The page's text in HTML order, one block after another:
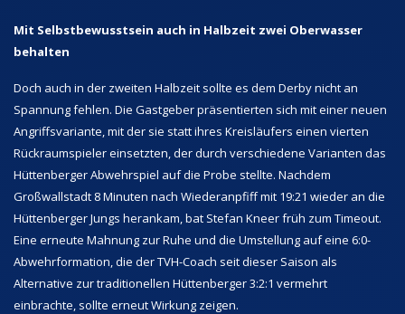
Mit Selbstbewusstsein auch in Halbzeit zwei Oberwasser
behalten
Doch auch in der zweiten Halbzeit sollte es dem Derby nicht an
Spannung fehlen. Die Gastgeber präsentierten sich mit einer neuen
Angriffsvariante, mit der sie statt ihres Kreisläufers einen vierten
Rückraumspieler einsetzten, der durch verschiedene Varianten das
Hüttenberger Abwehrspiel auf die Probe stellte. Nachdem
Großwallstadt 8 Minuten nach Wiederanpfiff mit 19:21 wieder an die
Hüttenberger Jungs herankam, bat Stefan Kneer früh zum Timeout.
Eine erneute Mahnung zur Ruhe und die Umstellung auf eine 6:0-
Abwehrformation, die der TVH-Coach seit dieser Saison als
Alternative zur traditionellen Hüttenberger 3:2:1 vermehrt
einbrachte, sollte erneut Wirkung zeigen.